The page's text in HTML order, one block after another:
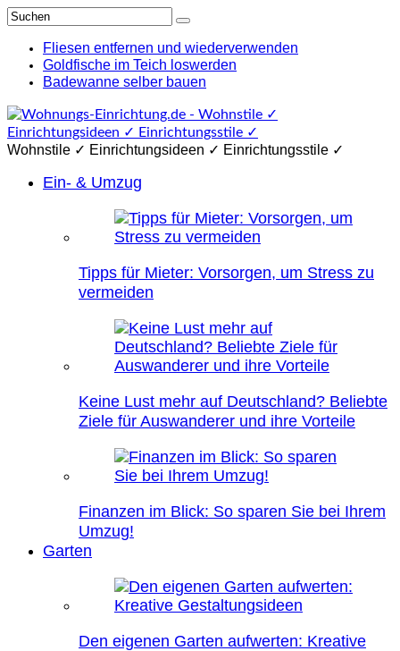
Fliesen entfernen und wiederverwenden
Goldfische im Teich loswerden
Badewanne selber bauen
Wohnstile ✓ Einrichtungsideen ✓ Einrichtungsstile ✓
Ein- & Umzug
Tipps für Mieter: Vorsorgen, um Stress zu
vermeiden
Keine Lust mehr auf Deutschland? Beliebte
Ziele für Auswanderer und ihre Vorteile
Finanzen im Blick: So sparen Sie bei Ihrem
Umzug!
Garten
Den eigenen Garten aufwerten: Kreative